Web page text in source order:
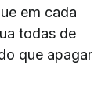
em cada
todas de
que apagar